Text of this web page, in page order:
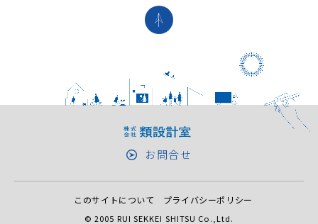
お問合せ
このサイトについて プライバシーポリシー
© 2005 RUI SEKKEI SHITSU Co.,Ltd.